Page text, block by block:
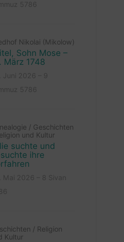
Nikolai (Mikolow)
Sohn Mose –
März 1748
/ Geschichten
und Kultur
suchte und
ihre
/ Religion
Kultur